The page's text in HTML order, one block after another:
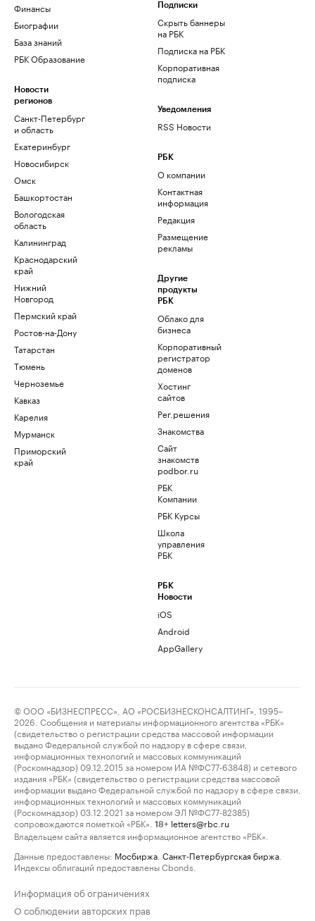
Финансы
Биографии
База знаний
РБК Образование
Новости
регионов
Санкт-Петербург
и область
Екатеринбург
Новосибирск
Омск
Башкортостан
Вологодская
область
Калининград
Краснодарский
край
Нижний
Новгород
Пермский край
Ростов-на-Дону
Татарстан
Тюмень
Черноземье
Кавказ
Карелия
Мурманск
Приморский
край
Подписки
Скрыть баннеры
на РБК
Подписка на РБК
Корпоративная
подписка
Уведомления
RSS Новости
РБК
О компании
Контактная
информация
Редакция
Размещение
рекламы
Другие
продукты
РБК
Облако для
бизнеса
Корпоративный
регистратор
доменов
Хостинг
сайтов
Рег.решения
Знакомства
Сайт
знакомств
podbor.ru
РБК
Компании
РБК Курсы
Школа
управления
РБК
РБК
Новости
iOS
Android
AppGallery
© ООО «БИЗНЕСПРЕСС», АО «РОСБИЗНЕСКОНСАЛТИНГ», 1995–
2026. Сообщения и материалы информационного агентства «РБК»
(свидетельство о регистрации средства массовой информации
выдано Федеральной службой по надзору в сфере связи,
информационных технологий и массовых коммуникаций
(Роскомнадзор) 09.12.2015 за номером ИА №ФС77-63848) и сетевого
издания «РБК» (свидетельство о регистрации средства массовой
информации выдано Федеральной службой по надзору в сфере связи,
информационных технологий и массовых коммуникаций
(Роскомнадзор) 03.12.2021 за номером ЭЛ №ФС77-82385)
сопровождаются пометкой «РБК».
18+ letters@rbc.ru
Владельцем сайта является информационное агентство «РБК».
Данные предоставлены: Мосбиржа Санкт-Петербургская биржа
Индексы облигаций предоставлены Cbonds.
Информация об ограничениях
О соблюдении авторских прав